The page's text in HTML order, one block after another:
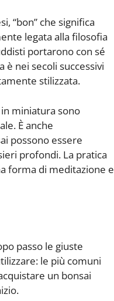
“bon” che significa
legata alla filosofia
portarono con sé
è nei secoli successivi
stilizzata.
miniatura sono
È anche
possono essere
profondi. La pratica
forma di meditazione e
passo le giuste
le più comuni
un bonsai